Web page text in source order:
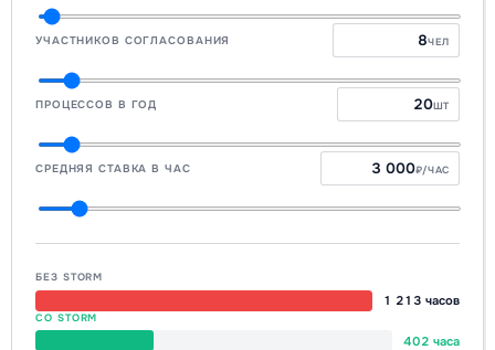
УЧАСТНИКОВ СОГЛАСОВАНИЯ ЧЕЛ
ПРОЦЕССОВ В ГОД ШТ
СРЕДНЯЯ СТАВКА В ЧАС ₽/ЧАС
БЕЗ STORM
1 213 часов
СО STORM
402 часа